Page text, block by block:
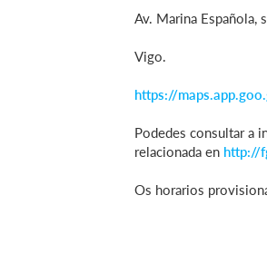
Av. Marina Española,
Vigo.
https://
Podedes consultar a
relacionada en http://
Os horarios